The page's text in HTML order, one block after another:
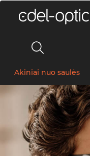
Akiniai nuo saulės